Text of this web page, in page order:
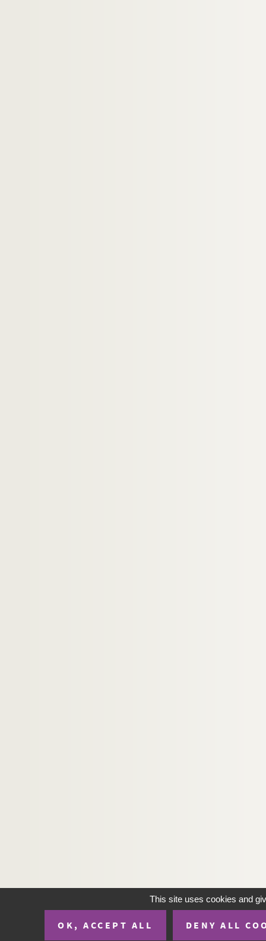
This site uses cookies and
OK, ACCEPT ALL DENY ALL